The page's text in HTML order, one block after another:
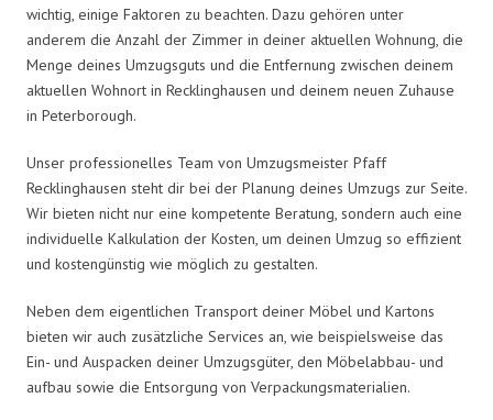
wichtig, einige Faktoren zu beachten. Dazu gehören unter
anderem die Anzahl der Zimmer in deiner aktuellen Wohnung, die
Menge deines Umzugsguts und die Entfernung zwischen deinem
aktuellen Wohnort in Recklinghausen und deinem neuen Zuhause
in Peterborough.
Unser professionelles Team von Umzugsmeister Pfaff
Recklinghausen steht dir bei der Planung deines Umzugs zur Seite.
Wir bieten nicht nur eine kompetente Beratung, sondern auch eine
individuelle Kalkulation der Kosten, um deinen Umzug so effizient
und kostengünstig wie möglich zu gestalten.
Neben dem eigentlichen Transport deiner Möbel und Kartons
bieten wir auch zusätzliche Services an, wie beispielsweise das
Ein- und Auspacken deiner Umzugsgüter, den Möbelabbau- und
aufbau sowie die Entsorgung von Verpackungsmaterialien.